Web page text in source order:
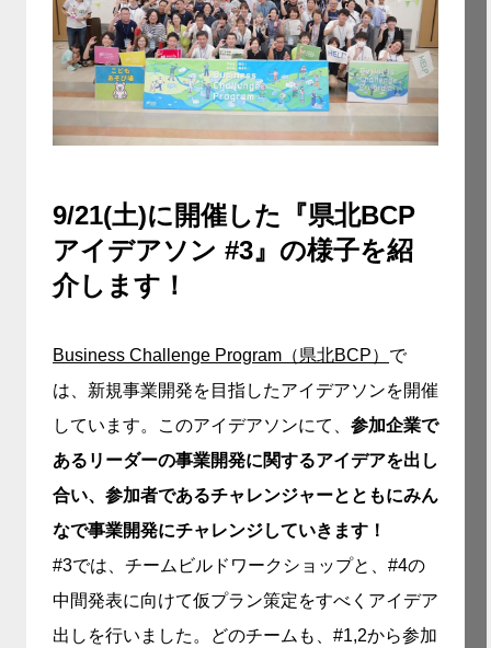
9/21(土)に開催した『県北BCP
アイデアソン #3』の様子を紹
介します！
Business Challenge Program（県北BCP） で
は、新規事業開発を目指したアイデアソンを開催
しています。このアイデアソンにて、 参加企業で
あるリーダーの事業開発に関するアイデアを出し
合い、参加者であるチャレンジャーとともにみん
なで事業開発にチャレンジしていきます！
#3では、チームビルドワークショップと、#4の
中間発表に向けて仮プラン策定をすべくアイデア
出しを行いました。どのチームも、#1,2から参加